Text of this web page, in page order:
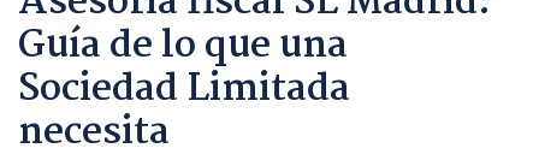
Guía de lo que una
Sociedad Limitada
necesita